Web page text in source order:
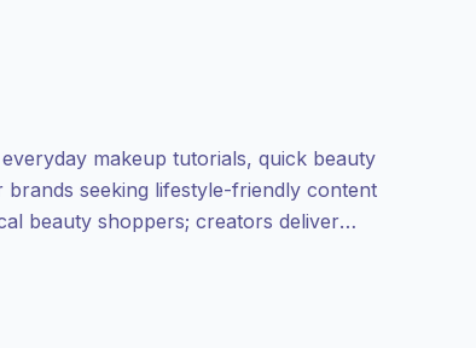
makeup tutorials, quick beauty
seeking lifestyle-friendly content
beauty shoppers; creators deliver
ready profiles with verified